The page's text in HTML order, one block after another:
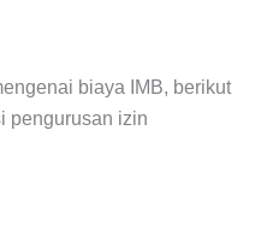
biaya IMB, berikut
pengurusan izin